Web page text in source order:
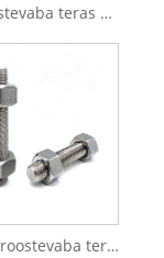
M14 roostevaba teras SS304 SS316 DIN976 keermevarras
M6 M18 roostevaba teras SS304 SS316L A4-80 A2-70 keermevarras DIN975 DIN976